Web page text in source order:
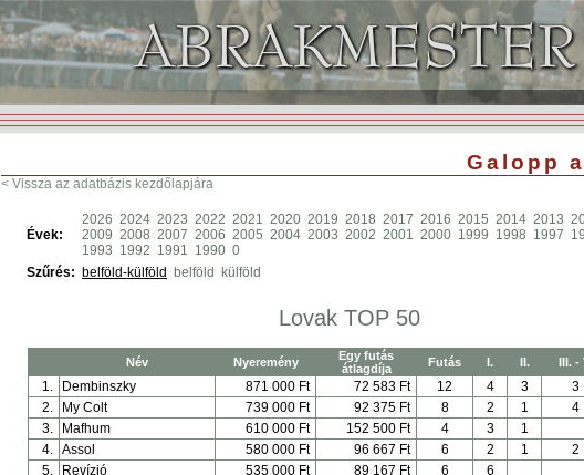
Galopp
< Vissza az adatbázis kezdőlapjára
Évek:
2026 2024 2023 2022 2021 2020 2019 2018 2017 2016 2015 2014 2013
2009 2008 2007 2006 2005 2004 2003 2002 2001 2000 1999 1998 1997
1993 1992 1991 1990 0
Szűrés: belföld-külföld belföld külföld
Lovak TOP 50
Név Nyeremény
Egy futás
átlagdíja
Futás I. II. III. -
1. Dembinszky 871 000 Ft 72 583 Ft 12 4 3 3
2. My Colt 739 000 Ft 92 375 Ft 8 2 1 4
3. Mafhum 610 000 Ft 152 500 Ft 4 3
1
4. Assol 580 000 Ft 96 667 Ft 6 2 1 2
5. Revízió 535 000 Ft 89 167 Ft 6
6